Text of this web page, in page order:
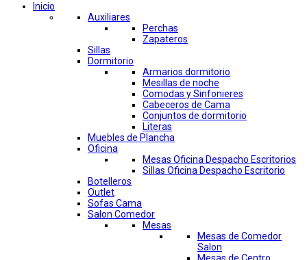
Inicio
Auxiliares
Perchas
Zapateros
Sillas
Dormitorio
Armarios dormitorio
Mesillas de noche
Comodas y Sinfonieres
Cabeceros de Cama
Conjuntos de dormitorio
Literas
Muebles de Plancha
Oficina
Mesas Oficina Despacho Escritorios
Sillas Oficina Despacho Escritorio
Botelleros
Outlet
Sofas Cama
Salon Comedor
Mesas
Mesas de Comedor
Salon